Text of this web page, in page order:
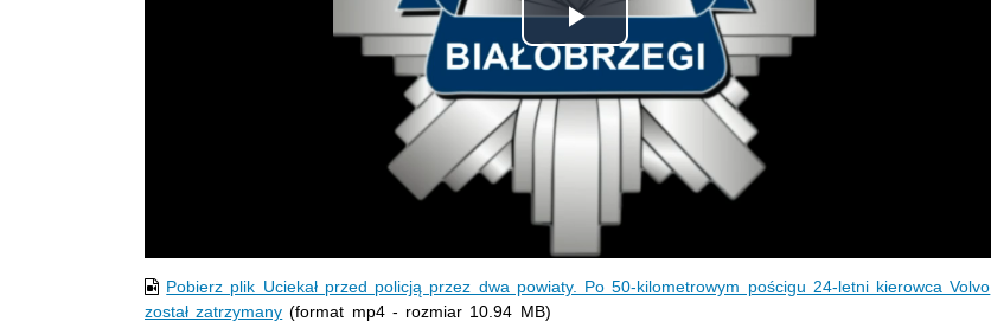
Odtwórz
wideo
Pobierz plik Uciekał przed policją przez dwa powiaty. Po 50‑kilometrowym pościgu 24‑letni kierowca Volvo
został zatrzymany (format mp4 - rozmiar 10.94 MB)